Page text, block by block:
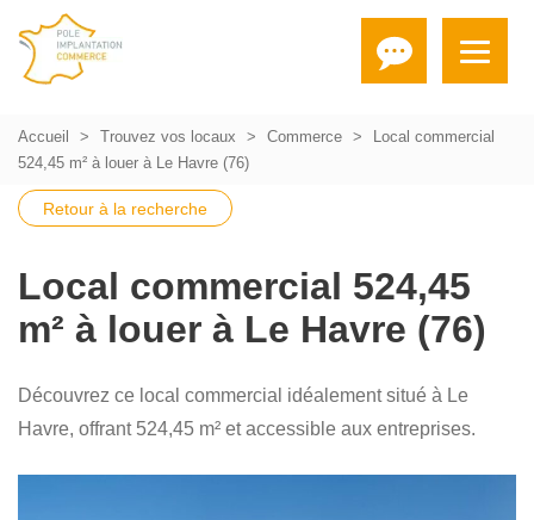
Accueil Trouvez vos locaux Commerce
Local commercial
524,45 m² à louer à Le Havre (76)
Retour à la recherche
Local commercial 524,45
m² à louer à Le Havre (76)
Découvrez ce local commercial idéalement situé à Le
Havre, offrant 524,45 m² et accessible aux entreprises.